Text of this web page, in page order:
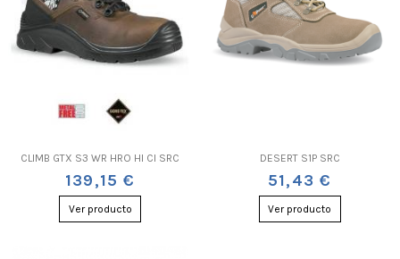
CLIMB GTX S3 WR HRO HI CI SRC
139,15 €
Ver producto
DESERT S1P SRC
51,43 €
Ver producto